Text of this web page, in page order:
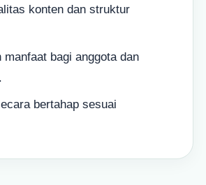
konten dan struktur
manfaat bagi anggota dan
bertahap sesuai